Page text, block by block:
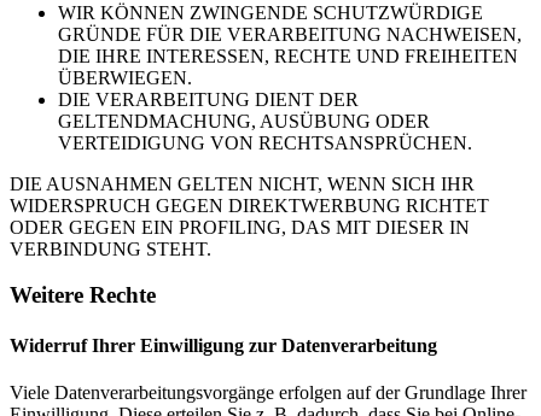
WIR KÖNNEN ZWINGENDE SCHUTZWÜRDIGE
GRÜNDE FÜR DIE VERARBEITUNG NACHWEISEN,
DIE IHRE INTERESSEN, RECHTE UND FREIHEITEN
ÜBERWIEGEN.
DIE VERARBEITUNG DIENT DER
GELTENDMACHUNG, AUSÜBUNG ODER
VERTEIDIGUNG VON RECHTSANSPRÜCHEN.
DIE AUSNAHMEN GELTEN NICHT, WENN SICH IHR
WIDERSPRUCH GEGEN DIREKTWERBUNG RICHTET
ODER GEGEN EIN PROFILING, DAS MIT DIESER IN
VERBINDUNG STEHT.
Weitere Rechte
Widerruf Ihrer Einwilligung zur Datenverarbeitung
Viele Datenverarbeitungsvorgänge erfolgen auf der Grundlage Ihrer